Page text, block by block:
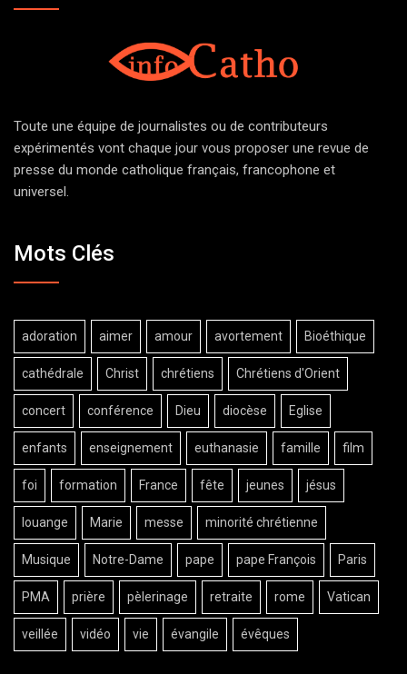
Toute une équipe de journalistes ou de contributeurs
expérimentés vont chaque jour vous proposer une revue de
presse du monde catholique français, francophone et
universel.
Mots Clés
adoration aimer amour avortement Bioéthique
cathédrale Christ chrétiens Chrétiens d'Orient
concert conférence Dieu diocèse Eglise
enfants enseignement euthanasie famille film
foi formation France fête jeunes jésus
louange Marie messe minorité chrétienne
Musique Notre-Dame pape pape François Paris
PMA prière pèlerinage retraite rome Vatican
veillée vidéo vie évangile évêques